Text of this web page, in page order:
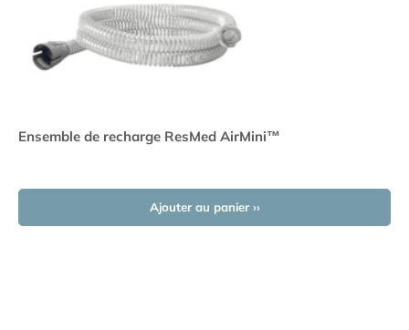
Ensemble de recharge ResMed AirMini™
Ajouter au panier ››